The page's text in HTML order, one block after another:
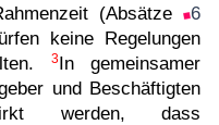
(Absätze 6
keine Regelungen
3In gemeinsamer
und Beschäftigten
werden, dass